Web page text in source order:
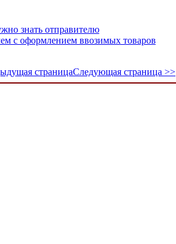
знать отправителю
с оформлением ввозимых товаров
страницаСледующая страница >>